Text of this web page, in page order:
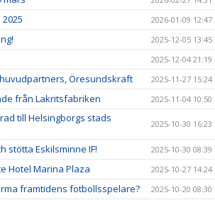
2026-01-09 12:47
2025-12-05 13:45
2025-12-04 21:19
Öresundskraft 2025-11-27 15:24
från Lakritsfabriken 2025-11-04 10:50
till Helsingborgs stads
2025-10-30 16:23
stötta Eskilsminne IF! 2025-10-30 08:39
Hotel Marina Plaza 2025-10-27 14:24
framtidens fotbollsspelare? 2025-10-20 08:30